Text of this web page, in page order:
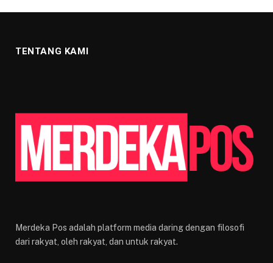
TENTANG KAMI
Merdeka Pos adalah platform media daring dengan filosofi
dari rakyat, oleh rakyat, dan untuk rakyat.